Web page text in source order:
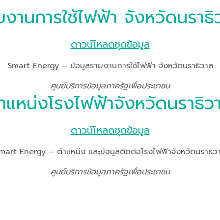
งานการใช้ไฟฟ้า จังหวัดนราธิ
ดาวน์โหลดชุดข้อมูล
Smart Energy – ข้อมูลรายงานการใช้ไฟฟ้า จังหวัดนราธิวาส
ศูนย์บริการข้อมูลภาครัฐเพื่อประชาชน
แหน่งโรงไฟฟ้าจังหวัดนราธิว
ดาวน์โหลดชุดข้อมูล
Energy – ตำแหน่ง และข้อมูลติดต่อโรงไฟฟ้าจังหวัดนราธิว
ศูนย์บริการข้อมูลภาครัฐเพื่อประชาชน